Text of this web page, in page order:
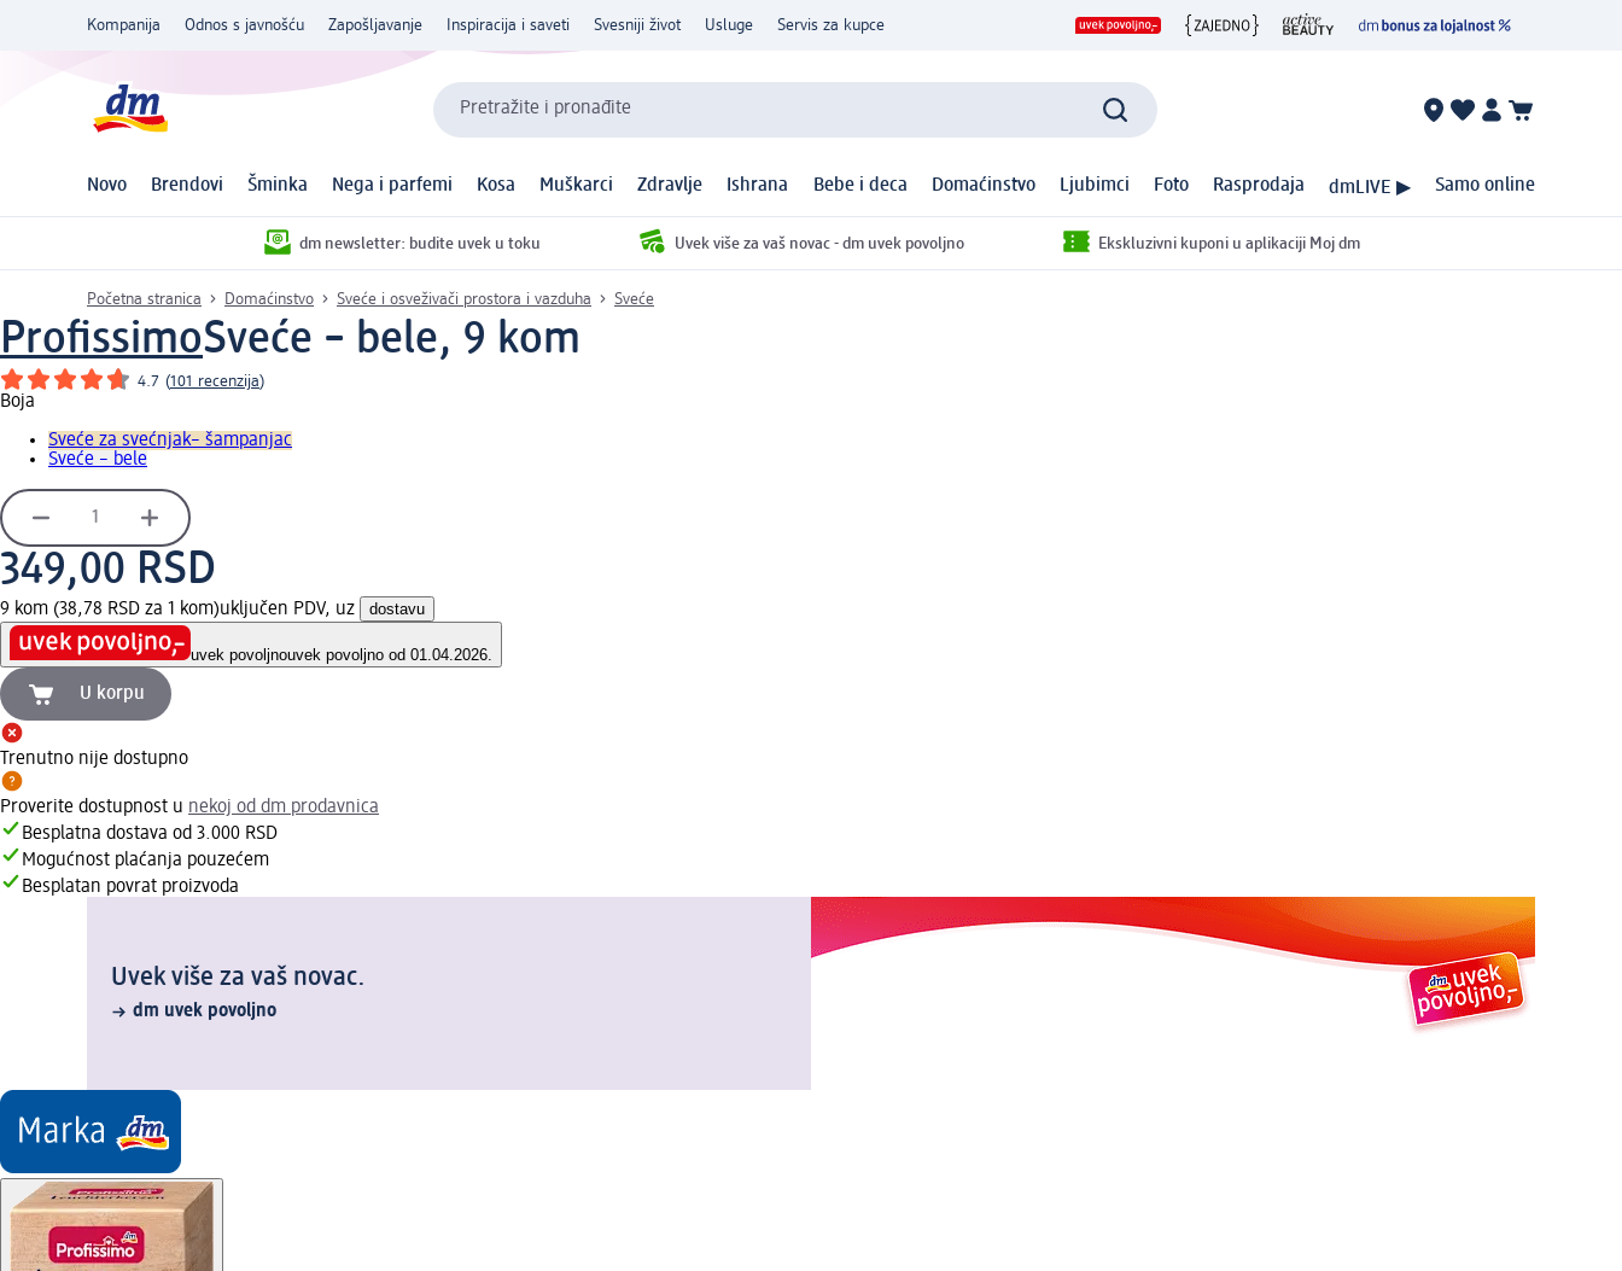
Kompanija Odnos s javnošću Zapošljavanje Inspiracija i saveti Svesniji život Usluge Servis za kupce
Pretražite i pronađite
Novo Brendovi Šminka Nega i parfemi Kosa Muškarci Zdravlje Ishrana Bebe i deca Domaćinstvo Ljubimci Foto Rasprodaja dmLIVE ▶ Samo online
dm newsletter: budite uvek u toku Uvek više za vaš novac - dm uvek povoljno Ekskluzivni kuponi u aplikaciji Moj dm
Početna stranica Domaćinstvo Sveće i osveživači prostora i vazduha Sveće
ProfissimoSveće – bele, 9 kom
4.7 (101 recenzija)
Boja
Sveće za svećnjak– šampanjac
Sveće – bele
349,00 RSD
9 kom (38,78 RSD za 1 kom)uključen PDV, uz dostavu
uvek povoljnouvek povoljno od 01.04.2026.
U korpu
Trenutno nije dostupno
Proverite dostupnost u nekoj od dm prodavnica
Besplatna dostava od 3.000 RSD
Mogućnost plaćanja pouzećem
Besplatan povrat proizvoda
Uvek više za vaš novac.
dm uvek povoljno